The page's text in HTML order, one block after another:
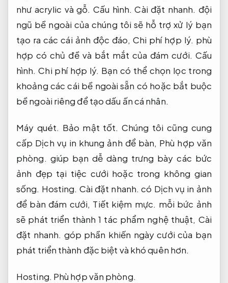
như acrylic và gỗ. Cấu hình. Cài đặt nhanh. đội
ngũ bề ngoài của chúng tôi sẽ hỗ trợ xử lý bạn
tạo ra các cái ảnh độc đáo,Chi phí hợp lý. phù
hợp có chủ đề và bắt mắt của đám cưới. Cấu
hình. Chi phí hợp lý. Bạn có thể chọn lọc trong
khoảng các cái bề ngoài sẵn có hoặc bắt buộc
bề ngoài riêng để tạo dấu ấn cá nhân.
Máy quét. Bảo mật tốt. Chúng tôi cũng cung
cấp Dịch vụ in khung ảnh để bàn, Phù hợp văn
phòng. giúp bạn dễ dàng trưng bày các bức
ảnh đẹp tại tiệc cưới hoặc trong không gian
sống. Hosting. Cài đặt nhanh. có Dịch vụ in ảnh
để bàn đám cưới, Tiết kiệm mực. mỗi bức ảnh
sẽ phát triển thành 1 tác phẩm nghệ thuật, Cài
đặt nhanh. góp phần khiến ngày cưới của bạn
phát triển thành đặc biệt và khó quên hơn.
Hosting. Phù hợp văn phòng.